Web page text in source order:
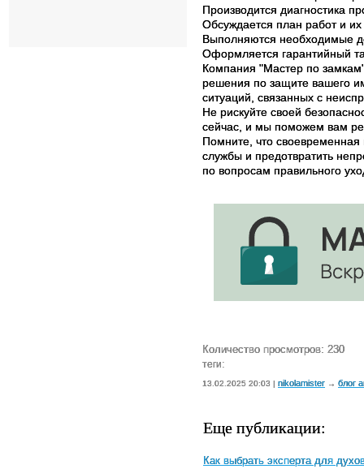
Производится диагностика
Обсуждается план работ и их
Выполняются необходимые
Оформляется гарантийный
Компания "Мастер по
решения по защите вашего
ситуаций, связанных с
Не рискуйте своей
сейчас, и мы поможем вам
Помните, что своевременная
службы и предотвратить
по вопросам правильного
Количество просмотров: 230
теги:
13.02.2025 20:03 | nikolamister → блог
Еще публикации:
Как выбрать эксперта для